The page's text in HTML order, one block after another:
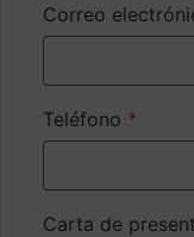
Correo
Teléfono *
Carta de